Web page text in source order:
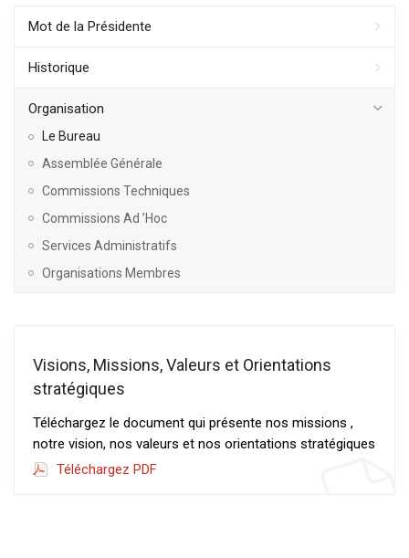
Mot de la Présidente
Historique
Organisation
Le Bureau
Assemblée Générale
Commissions Techniques
Commissions Ad ’Hoc
Services Administratifs
Organisations Membres
Visions, Missions, Valeurs et Orientations
stratégiques
Téléchargez le document qui présente nos missions ,
notre vision, nos valeurs et nos orientations stratégiques
Téléchargez PDF